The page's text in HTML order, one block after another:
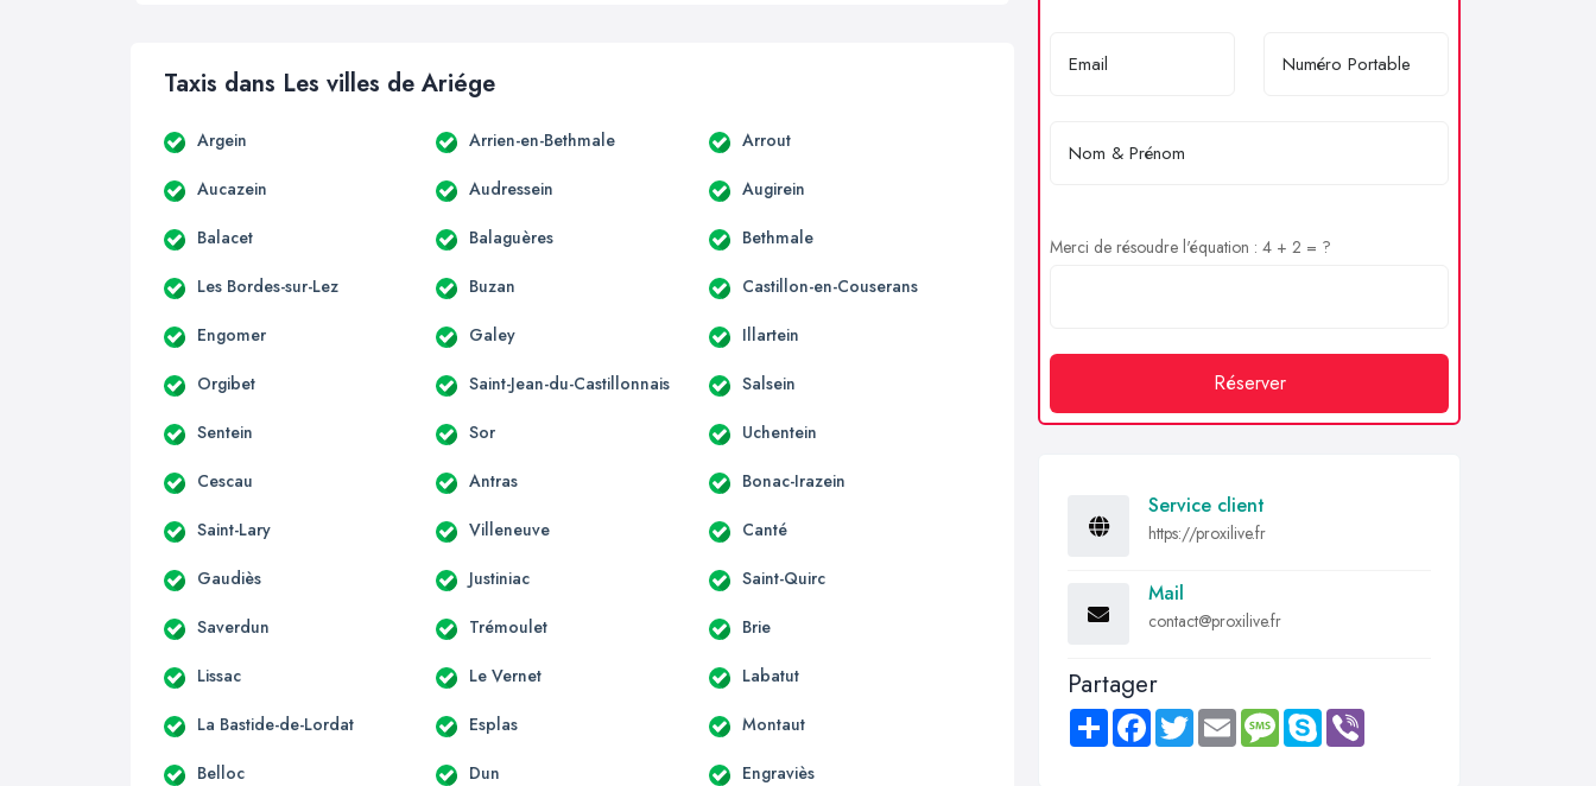
Taxis dans Les villes de Ariége
Argein Arrien-en-Bethmale Arrout
Aucazein Audressein Augirein
Balacet Balaguères Bethmale
Les Bordes-sur-Lez Buzan Castillon-en-Couserans
Engomer Galey Illartein
Orgibet Saint-Jean-du-Castillonnais Salsein
Sentein Sor Uchentein
Cescau Antras Bonac-Irazein
Saint-Lary Villeneuve Canté
Gaudiès Justiniac Saint-Quirc
Saverdun Trémoulet Brie
Lissac Le Vernet Labatut
La Bastide-de-Lordat Esplas Montaut
Belloc Dun Engraviès
Merci de résoudre l'équation : 4 + 2 = ?
Réserver
Service client
https://proxilive.fr
Mail
contact@proxilive.fr
Partager
Share FacebookTwitter Email MessageSkype